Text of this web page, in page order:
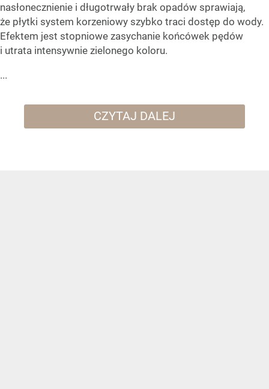
nasłonecznienie i długotrwały brak opadów sprawiają,
że płytki system korzeniowy szybko traci dostęp do wody.
Efektem jest stopniowe zasychanie końcówek pędów
i utrata intensywnie zielonego koloru.
...
CZYTAJ DALEJ